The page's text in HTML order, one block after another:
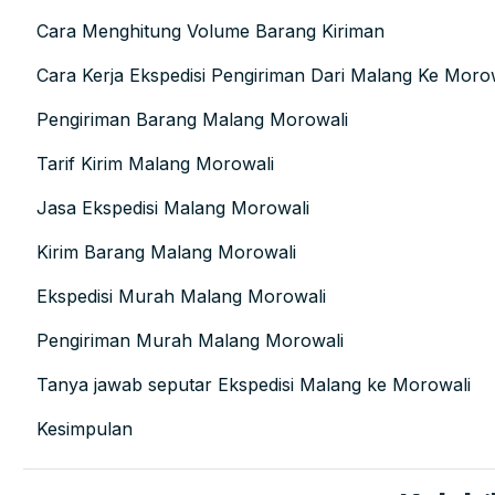
Cara Menghitung Volume Barang Kiriman
Cara Kerja Ekspedisi Pengiriman Dari Malang Ke
Pengiriman Barang Malang Morowali
Tarif Kirim Malang Morowali
Jasa Ekspedisi Malang Morowali
Kirim Barang Malang Morowali
Ekspedisi Murah Malang Morowali
Pengiriman Murah Malang Morowali
Tanya jawab seputar Ekspedisi Malang ke Morowali
Kesimpulan